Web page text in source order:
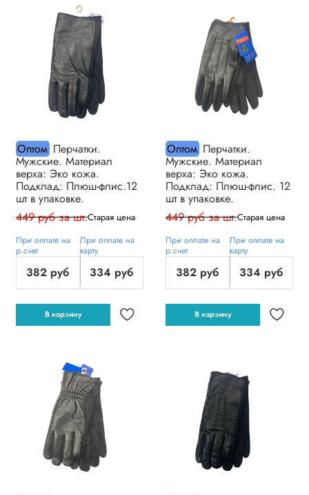
ОптомПерчатки.
Мужские. Материал
верха: Эко кожа.
Подклад: Плюш-флис.12
шт в упаковке.
449 руб за шт.Старая цена
При оплате на
р.счет
382 руб
При оплате на
карту
334 руб
В корзину
ОптомПерчатки.
Мужские. Материал
верха: Эко кожа.
Подклад: Плюш-флис. 12
шт в упаковке.
449 руб за шт.Старая цена
При оплате на
р.счет
382 руб
При оплате на
карту
334 руб
В корзину